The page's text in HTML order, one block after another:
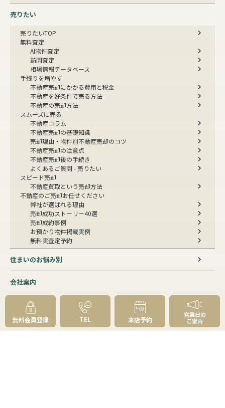
売りたい
売りたいTOP
無料査定
AI物件査定
訪問査定
相場情報データベース
手残りを増やす
不動産売却にかかる費用と税金
不動産を好条件で売る方法
不動産の売却方法
スムーズに売る
不動産コラム
不動産売却の基礎知識
売却理由・物件別不動産売却のコツ
不動産売却の注意点
不動産売却後の手続き
よくあるご質問 - 売りたい
スピード売却
不動産買取という売却方法
不動産のご売却お任せください
弊社が選ばれる理由
売却成功ストーリー40選
売却成約事例
お預かり物件掲載実例
無料実査定予約
住まいのお悩み別
会社案内
会社案内TOP
私たちについて
アクセス
受賞歴
無料会員登録 TEL 来店予約
営業日の
ご案内